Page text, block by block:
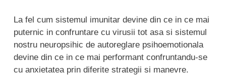
La fel cum sistemul imunitar devine din ce in ce mai
puternic in confruntare cu virusii tot asa si sistemul
nostru neuropsihic de autoreglare psihoemotionala
devine din ce in ce mai performant confruntandu-se
cu anxietatea prin diferite strategii si manevre.